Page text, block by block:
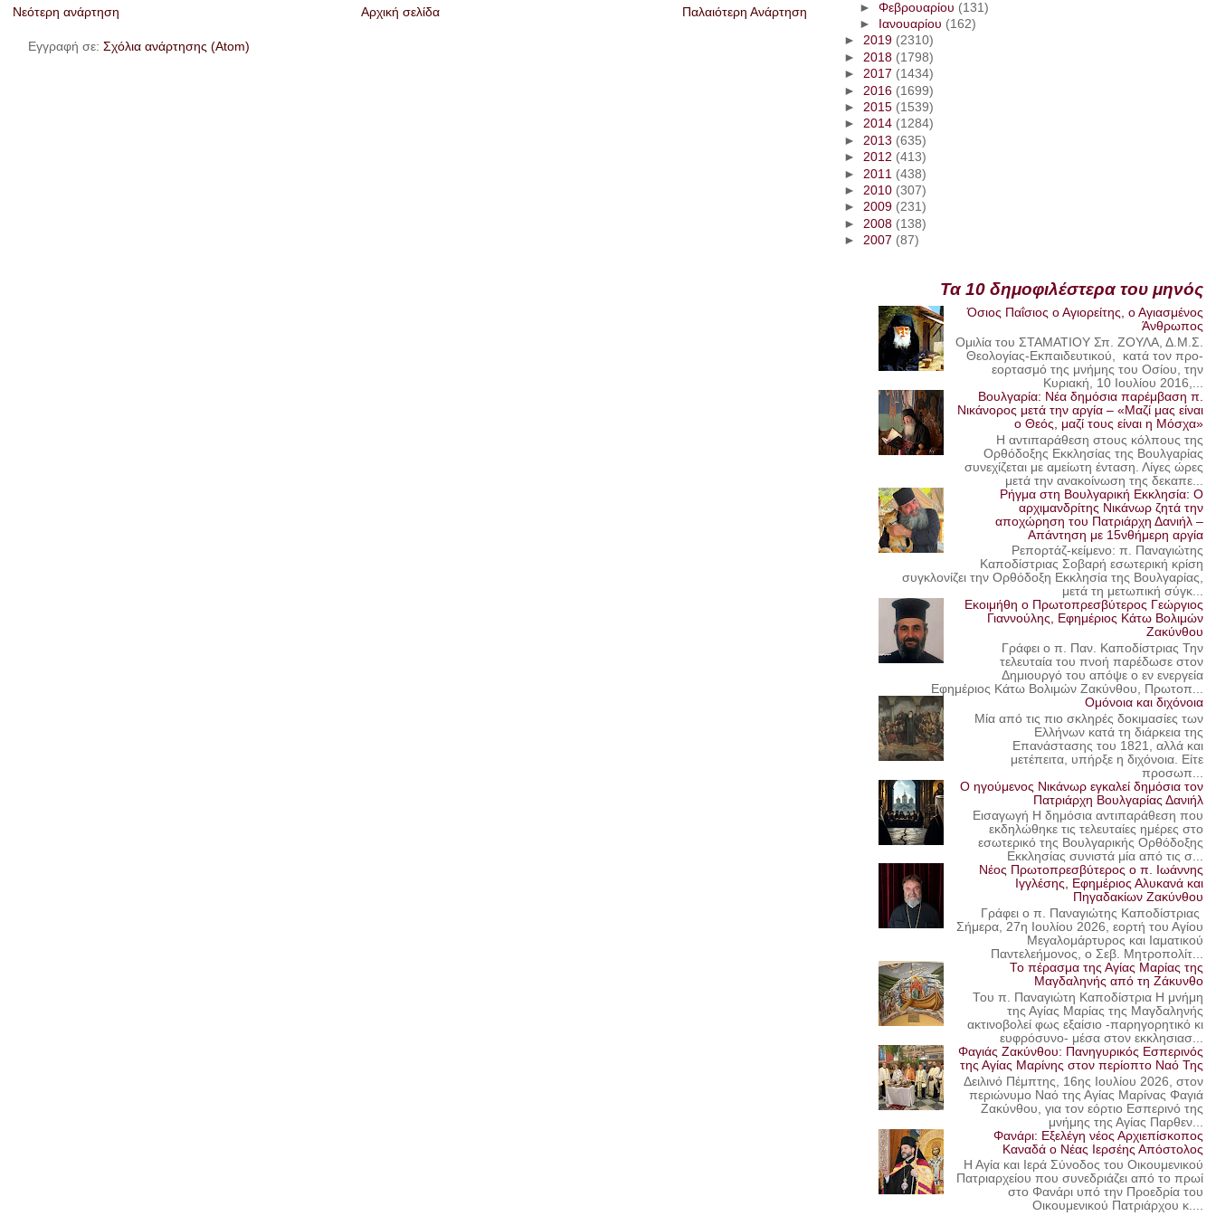
Νεότερη ανάρτηση Παλαιότερη Ανάρτηση
Αρχική σελίδα
Εγγραφή σε:Σχόλια ανάρτησης (Atom)
► Φεβρουαρίου (131)
►
Ιανουαρίου (162)
►2019 (2310)
► 2018 (1798)
►2017 (1434)
► 2016 (1699)
► 2015 (1539)
►2014 (1284)
► 2013 (635)
►2012 (413)
► 2011 (438)
► 2010 (307)
►2009 (231)
► 2008 (138)
►2007 (87)
Τα 10 δημοφιλέστερα του μηνός
Όσιος Παΐσιος ο Αγιορείτης, ο Αγιασμένος
Άνθρωπος
Ομιλία του ΣΤΑΜΑΤΙΟΥ Σπ. ΖΟΥΛΑ, Δ.Μ.Σ.
Θεολογίας-Εκπαιδευτικού, κατά τον προ-
εορτασμό της μνήμης του Οσίου, την
Κυριακή, 10 Ιουλίου 2016,...
Βουλγαρία: Νέα δημόσια παρέμβαση π.
Νικάνορος μετά την αργία – «Μαζί μας είναι
ο Θεός, μαζί τους είναι η Μόσχα»
Η αντιπαράθεση στους κόλπους της
Ορθόδοξης Εκκλησίας της Βουλγαρίας
συνεχίζεται με αμείωτη ένταση. Λίγες ώρες
μετά την ανακοίνωση της δεκαπε...
Ρήγμα στη Βουλγαρική Εκκλησία: Ο
αρχιμανδρίτης Νικάνωρ ζητά την
αποχώρηση του Πατριάρχη Δανιήλ –
Απάντηση με 15νθήμερη αργία
Ρεπορτάζ-κείμενο: π. Παναγιώτης
Καποδίστριας Σοβαρή εσωτερική κρίση
συγκλονίζει την Ορθόδοξη Εκκλησία της Βουλγαρίας,
μετά τη μετωπική σύγκ...
Εκοιμήθη ο Πρωτοπρεσβύτερος Γεώργιος
Γιαννούλης, Εφημέριος Κάτω Βολιμών
Ζακύνθου
Γράφει ο π. Παν. Καποδίστριας Την
τελευταία του πνοή παρέδωσε στον
Δημιουργό του απόψε ο εν ενεργεία
Εφημέριος Κάτω Βολιμών Ζακύνθου, Πρωτοπ...
Ομόνοια και διχόνοια
Μία από τις πιο σκληρές δοκιμασίες των
Ελλήνων κατά τη διάρκεια της
Επανάστασης του 1821, αλλά και
μετέπειτα, υπήρξε η διχόνοια. Είτε
προσωπ...
Ο ηγούμενος Νικάνωρ εγκαλεί δημόσια τον
Πατριάρχη Βουλγαρίας Δανιήλ
Εισαγωγή Η δημόσια αντιπαράθεση που
εκδηλώθηκε τις τελευταίες ημέρες στο
εσωτερικό της Βουλγαρικής Ορθόδοξης
Εκκλησίας συνιστά μία από τις σ...
Νέος Πρωτοπρεσβύτερος ο π. Ιωάννης
Ιγγλέσης, Εφημέριος Αλυκανά και
Πηγαδακίων Ζακύνθου
Γράφει ο π. Παναγιώτης Καποδίστριας
Σήμερα, 27η Ιουλίου 2026, εορτή του Αγίου
Μεγαλομάρτυρος και Ιαματικού
Παντελεήμονος, ο Σεβ. Μητροπολίτ...
Το πέρασμα της Αγίας Μαρίας της
Μαγδαληνής από τη Ζάκυνθο
Του π. Παναγιώτη Καποδίστρια Η μνήμη
της Αγίας Μαρίας της Μαγδαληνής
ακτινοβολεί φως εξαίσιο -παρηγορητικό κι
ευφρόσυνο- μέσα στον εκκλησιασ...
Φαγιάς Ζακύνθου: Πανηγυρικός Εσπερινός
της Αγίας Μαρίνης στον περίοπτο Ναό Της
Δειλινό Πέμπτης, 16ης Ιουλίου 2026, στον
περιώνυμο Ναό της Αγίας Μαρίνας Φαγιά
Ζακύνθου, για τον εόρτιο Εσπερινό της
μνήμης της Αγίας Παρθεν...
Φανάρι: Εξελέγη νέος Αρχιεπίσκοπος
Καναδά ο Νέας Ιερσέης Απόστολος
Η Αγία και Ιερά Σύνοδος του Οικουμενικού
Πατριαρχείου που συνεδριάζει από το πρωί
στο Φανάρι υπό την Προεδρία του
Οικουμενικού Πατριάρχου κ....